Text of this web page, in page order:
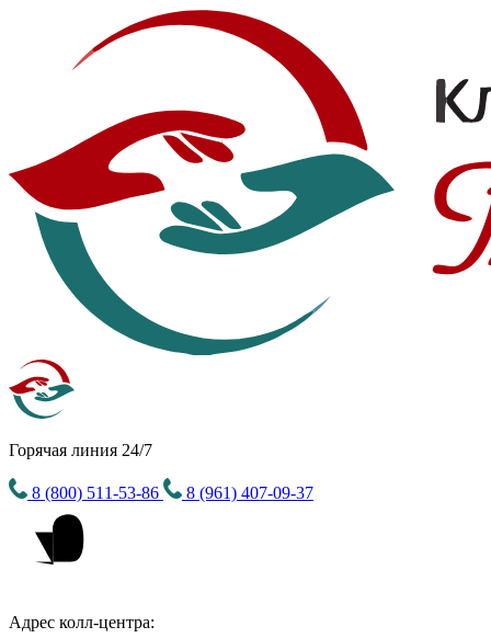
Горячая линия 24/7
8 (800) 511-53-86 8 (961) 407-09-37
Адрес колл-центра: